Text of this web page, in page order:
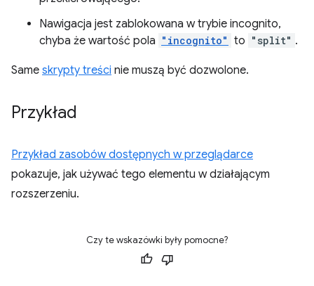
Nawigacja jest zablokowana w trybie incognito,
chyba że wartość pola "incognito" to "split" .
Same skrypty treści nie muszą być dozwolone.
Przykład
Przykład zasobów dostępnych w przeglądarce
pokazuje, jak używać tego elementu w działającym
rozszerzeniu.
Czy te wskazówki były pomocne?